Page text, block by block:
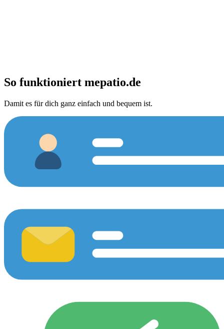
So funktioniert mepatio.de
Damit es für dich ganz einfach und bequem ist.